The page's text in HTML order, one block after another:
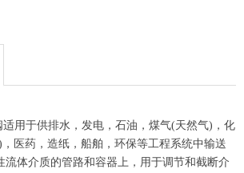
适用于供排水，发电，石油，煤气(天然气)，化
医药，造纸，船舶，环保等工程系统中输送
流体介质的管路和容器上，用于调节和截断介